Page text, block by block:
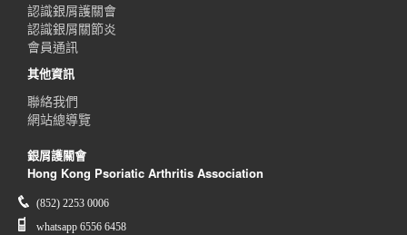
認識銀屑護關會
認識銀屑關節炎
會員通訊
其他資訊
聯絡我們
網站總導覽
銀屑護關會
Hong Kong Psoriatic Arthritis Association
(852) 2253 0006
whatsapp 6556 6458